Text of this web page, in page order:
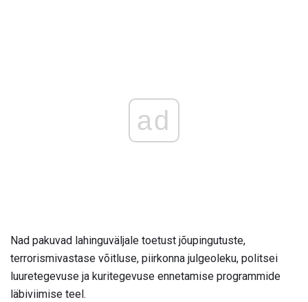
ad
Nad pakuvad lahinguväljale toetust jõupingutuste,
terrorismivastase võitluse, piirkonna julgeoleku, politsei
luuretegevuse ja kuritegevuse ennetamise programmide
läbiviimise teel.